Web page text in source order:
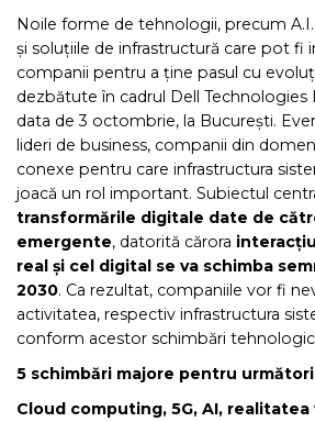
Noile forme de tehnologii, precum A.I.,
și soluțiile de infrastructură care pot fi
companii pentru a ține pasul cu
dezbătute în cadrul Dell Technologies
data de 3 octombrie, la București.
lideri de business, companii din
conexe pentru care infrastructura
joacă un rol important. Subiectul
transformările digitale date de
emergente, datorită cărora
real și cel digital se va schimba
2030. Ca rezultat, companiile vor fi
activitatea, respectiv infrastructura
conform acestor schimbări
5 schimbări majore pentru
Cloud computing, 5G, AI,